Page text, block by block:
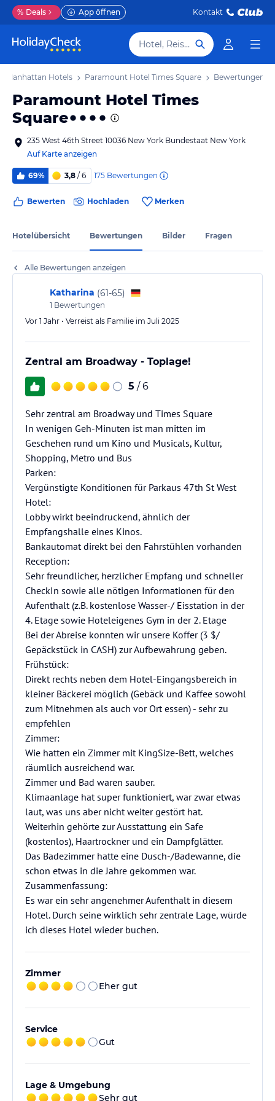
% Deals App öffnen Kontakt
Hotel, Reiseziel
Manhattan Hotels Paramount Hotel Times Square Bewertungen
Paramount Hotel Times
Square
235 West 46th Street 10036 New York Bundestaat New York
Auf Karte anzeigen
69% 3,8 / 6 175 Bewertungen
Bewerten Hochladen Merken
Hotelübersicht Bewertungen Bilder Fragen
Alle Bewertungen anzeigen
Katharina (61-65)
1 Bewertungen
Vor 1 Jahr • Verreist als Familie im Juli 2025
Zentral am Broadway - Toplage!
5 / 6
Sehr zentral am Broadway und Times Square
In wenigen Geh-Minuten ist man mitten im
Geschehen rund um Kino und Musicals, Kultur,
Shopping, Metro und Bus
Parken:
Vergünstigte Konditionen für Parkaus 47th St West
Hotel:
Lobby wirkt beeindruckend, ähnlich der
Empfangshalle eines Kinos.
Bankautomat direkt bei den Fahrstühlen vorhanden
Reception:
Sehr freundlicher, herzlicher Empfang und schneller
CheckIn sowie alle nötigen Informationen für den
Aufenthalt (z.B. kostenlose Wasser-/ Eisstation in der
4. Etage sowie Hoteleigenes Gym in der 2. Etage
Bei der Abreise konnten wir unsere Koffer (3 $/
Gepäckstück in CASH) zur Aufbewahrung geben.
Frühstück:
Direkt rechts neben dem Hotel-Eingangsbereich in
kleiner Bäckerei möglich (Gebäck und Kaffee sowohl
zum Mitnehmen als auch vor Ort essen) - sehr zu
empfehlen
Zimmer:
Wie hatten ein Zimmer mit KingSize-Bett, welches
räumlich ausreichend war.
Zimmer und Bad waren sauber.
Klimaanlage hat super funktioniert, war zwar etwas
laut, was uns aber nicht weiter gestört hat.
Weiterhin gehörte zur Ausstattung ein Safe
(kostenlos), Haartrockner und ein Dampfglätter.
Das Badezimmer hatte eine Dusch-/Badewanne, die
schon etwas in die Jahre gekommen war.
Zusammenfassung:
Es war ein sehr angenehmer Aufenthalt in diesem
Hotel. Durch seine wirklich sehr zentrale Lage, würde
ich dieses Hotel wieder buchen.
Zimmer
Eher gut
Service
Gut
Lage & Umgebung
Sehr gut